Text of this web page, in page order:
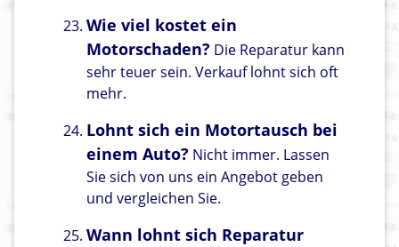
Wie viel kostet ein
Motorschaden? Die Reparatur kann
sehr teuer sein. Verkauf lohnt sich oft
mehr.
Lohnt sich ein Motortausch bei
einem Auto? Nicht immer. Lassen
Sie sich von uns ein Angebot geben
und vergleichen Sie.
Wann lohnt sich Reparatur